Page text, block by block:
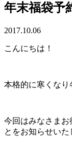
年末福袋予
2017.10.06
こんにちは！
本格的に寒くな
今回はみなさまお
とをお知らせい